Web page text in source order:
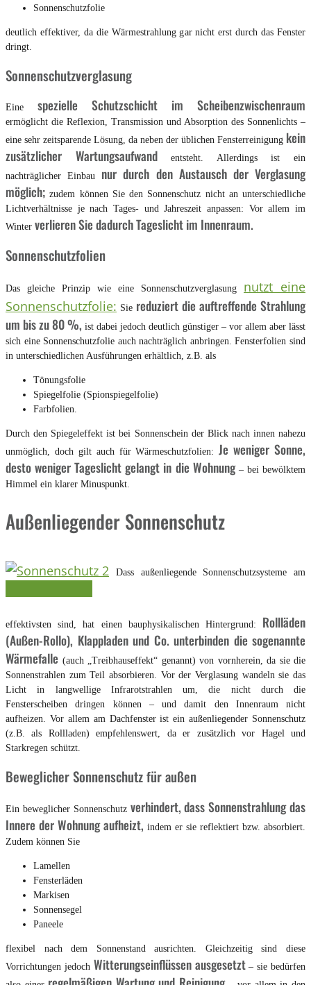
Sonnenschutzfolie
deutlich effektiver, da die Wärmestrahlung gar nicht erst durch das Fenster
dringt.
Sonnenschutzverglasung
Eine spezielle Schutzschicht im Scheibenzwischenraum
ermöglicht die Reflexion, Transmission und Absorption des Sonnenlichts –
eine sehr zeitsparende Lösung, da neben der üblichen Fensterreinigung kein
zusätzlicher Wartungsaufwand entsteht. Allerdings ist ein
nachträglicher Einbau nur durch den Austausch der Verglasung
möglich; zudem können Sie den Sonnenschutz nicht an unterschiedliche
Lichtverhältnisse je nach Tages- und Jahreszeit anpassen: Vor allem im
Winter verlieren Sie dadurch Tageslicht im Innenraum.
Sonnenschutzfolien
Das gleiche Prinzip wie eine Sonnenschutzverglasung nutzt eine
Sonnenschutzfolie: Sie reduziert die auftreffende Strahlung
um bis zu 80 %, ist dabei jedoch deutlich günstiger – vor allem aber lässt
sich eine Sonnenschutzfolie auch nachträglich anbringen. Fensterfolien sind
in unterschiedlichen Ausführungen erhältlich, z.B. als
Tönungsfolie
Spiegelfolie (Spionspiegelfolie)
Farbfolien.
Durch den Spiegeleffekt ist bei Sonnenschein der Blick nach innen nahezu
unmöglich, doch gilt auch für Wärmeschutzfolien:Je weniger Sonne,
desto weniger Tageslicht gelangt in die Wohnung– bei bewölktem
Himmel ein klarer Minuspunkt.
Außenliegender Sonnenschutz
Dass außenliegende Sonnenschutzsysteme am
effektivsten sind, hat einen bauphysikalischen Hintergrund: Rollläden
(Außen-Rollo), Klappladen und Co. unterbinden die sogenannte
Wärmefalle (auch „Treibhauseffekt“ genannt) von vornherein, da sie die
Sonnenstrahlen zum Teil absorbieren. Vor der Verglasung wandeln sie das
Licht in langwellige Infrarotstrahlen um, die nicht durch die
Fensterscheiben dringen können – und damit den Innenraum nicht
aufheizen. Vor allem am Dachfenster ist ein außenliegender Sonnenschutz
(z.B. als Rollladen) empfehlenswert, da er zusätzlich vor Hagel und
Starkregen schützt.
Beweglicher Sonnenschutz für außen
Ein beweglicher Sonnenschutz verhindert, dass Sonnenstrahlung das
Innere der Wohnung aufheizt, indem er sie reflektiert bzw. absorbiert.
Zudem können Sie
Lamellen
Fensterläden
Markisen
Sonnensegel
Paneele
flexibel nach dem Sonnenstand ausrichten. Gleichzeitig sind diese
Vorrichtungen jedoch Witterungseinflüssen ausgesetzt– sie bedürfen